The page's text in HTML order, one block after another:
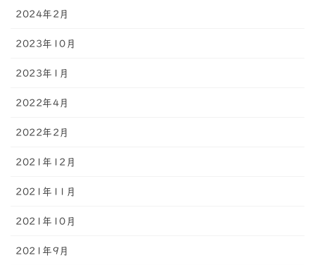
2024年2月
2023年10月
2023年1月
2022年4月
2022年2月
2021年12月
2021年11月
2021年10月
2021年9月